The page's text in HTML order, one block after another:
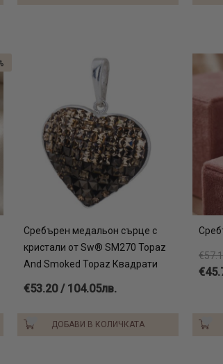
Сребърен медальон сърце с
кристали от Sw® SM270 Topaz
And Smoked Topaz Квадрати
€53.20 / 104.05лв.
ДОБАВИ В КОЛИЧКАТА